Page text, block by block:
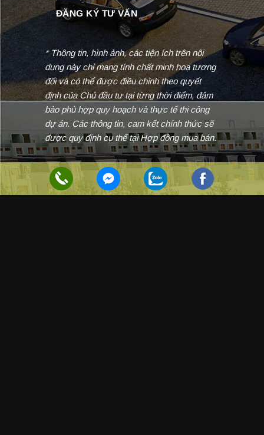
* Thông tin, hình ảnh, các tiện ích trên nội
dung này chỉ mang tính chất minh hoạ tương
đối và có thể được điều chỉnh theo quyết
định của Chủ đầu tư tại từng thời điểm, đảm
bảo phù hợp quy hoạch và thực tế thi công
dự án. Các thông tin, cam kết chính thức sẽ
được quy định cụ thể tại Hợp đồng mua bán.